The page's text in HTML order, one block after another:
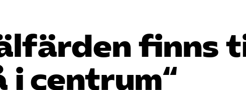
finns
i centrum“